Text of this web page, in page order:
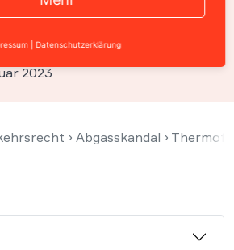
Rückruf
Solmecke
2023
› Abgasskandal ›
Datenschutzerklärung